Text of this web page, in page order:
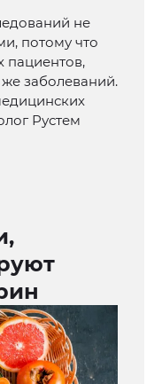
не
потому что
пациентов,
заболеваний.
Рустем